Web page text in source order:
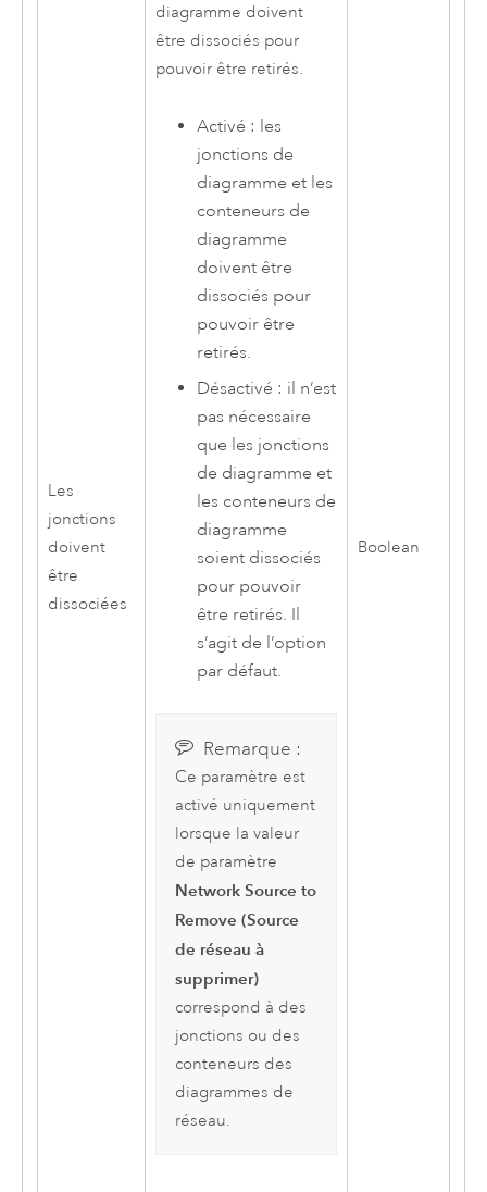
Les
jonctions
doivent
être
dissociées
diagramme doivent
être dissociés pour
pouvoir être retirés.
Activé : les
jonctions de
diagramme et les
conteneurs de
diagramme
doivent être
dissociés pour
pouvoir être
retirés.
Désactivé : il n’est
pas nécessaire
que les jonctions
de diagramme et
les conteneurs de
diagramme
soient dissociés
pour pouvoir
être retirés. Il
s’agit de l’option
par défaut.
Remarque :
Ce paramètre est
activé uniquement
lorsque la valeur
de paramètre
Network Source to
Remove (Source
de réseau à
supprimer)
correspond à des
jonctions ou des
conteneurs des
diagrammes de
réseau.
Boolean